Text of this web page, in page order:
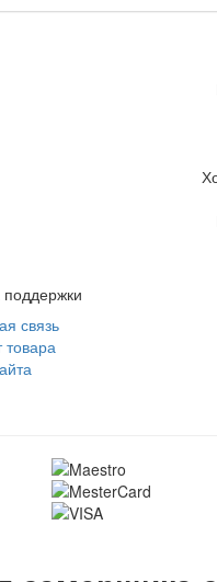
связь
товара